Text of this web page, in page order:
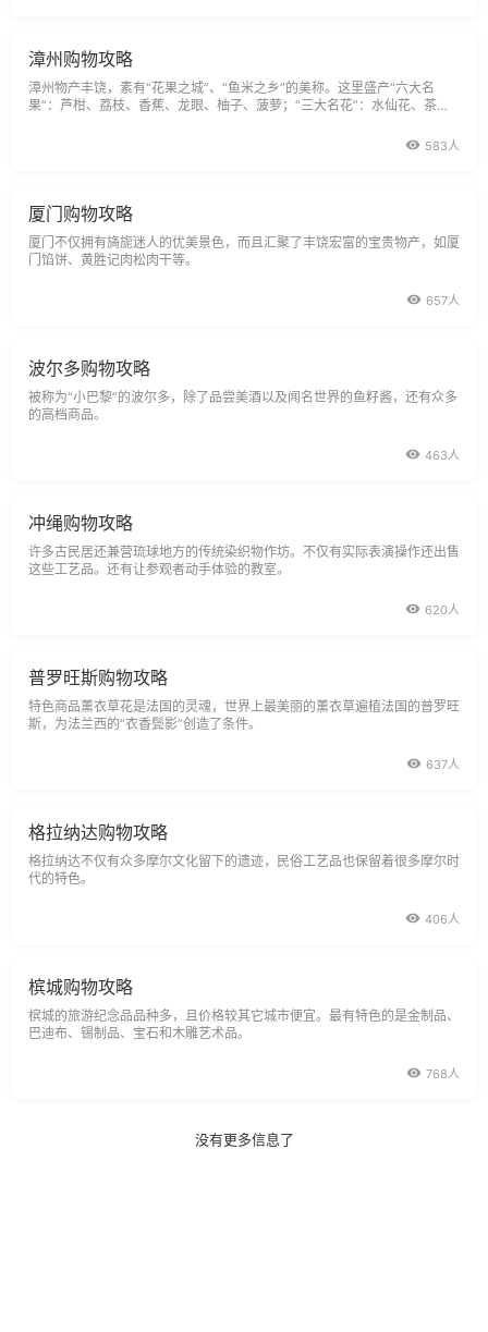
漳州购物攻略
漳州物产丰饶，素有“花果之城”、“鱼米之乡”的美称。这里盛产“六大名
果”：芦柑、荔枝、香蕉、龙眼、柚子、菠萝；“三大名花”：水仙花、茶
583人
厦门购物攻略
厦门不仅拥有旖旎迷人的优美景色，而且汇聚了丰饶宏富的宝贵物产，如厦
门馅饼、黄胜记肉松肉干等。
657人
波尔多购物攻略
被称为“小巴黎”的波尔多，除了品尝美酒以及闻名世界的鱼籽酱，还有众多
的高档商品。
463人
冲绳购物攻略
许多古民居还兼营琉球地方的传统染织物作坊。不仅有实际表演操作还出售
这些工艺品。还有让参观者动手体验的教室。
620人
普罗旺斯购物攻略
特色商品薰衣草花是法国的灵魂，世界上最美丽的薰衣草遍植法国的普罗旺
斯，为法兰西的“衣香鬓影”创造了条件。
637人
格拉纳达购物攻略
格拉纳达不仅有众多摩尔文化留下的遗迹，民俗工艺品也保留着很多摩尔时
代的特色。
406人
槟城购物攻略
槟城的旅游纪念品品种多，且价格较其它城市便宜。最有特色的是金制品、
巴迪布、锡制品、宝石和木雕艺术品。
768人
没有更多信息了